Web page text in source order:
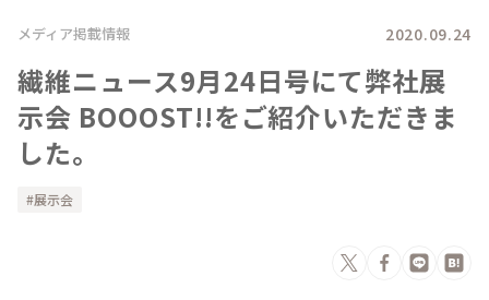
メディア掲載情報 2020.09.24
繊維ニュース9月24日号にて弊社展
示会 BOOOST!!をご紹介いただきま
した。
展示会